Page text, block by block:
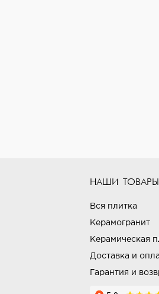
НАШИ ТОВАРЫ
Вся плитка
Керамогранит
Керамическая
Доставка и
Гарантия и